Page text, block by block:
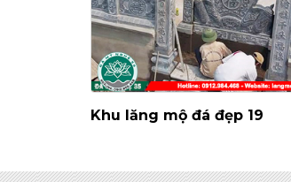
Khu lăng mộ đá đẹp 19